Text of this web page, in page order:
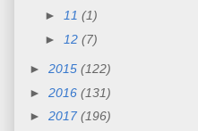
►
11 (1)
►
12 (7)
► 2015 (122)
► 2016 (131)
► 2017 (196)